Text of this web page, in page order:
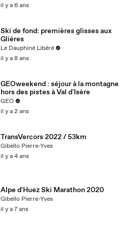
il y a 6 ans
Ski de fond: premières glisses aux
Glières
Le Dauphiné Libéré
il y a 8 ans
GEOweekend : séjour à la montagne
hors des pistes à Val d'Isère
GEO
il y a 2 ans
TransVercors 2022 / 53km
Gibello Pierre-Yves
il y a 4 ans
Alpe d'Huez Ski Marathon 2020
Gibello Pierre-Yves
il y a 7 ans